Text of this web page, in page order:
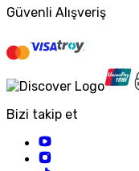
Güvenli Alışveriş
Bizi takip et